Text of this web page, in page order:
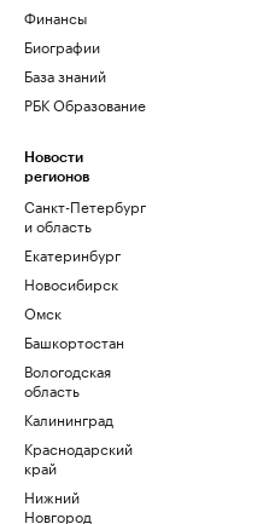
Финансы
Биографии
База знаний
РБК Образование
Новости
регионов
Санкт-Петербург
и область
Екатеринбург
Новосибирск
Омск
Башкортостан
Вологодская
область
Калининград
Краснодарский
край
Нижний
Новгород